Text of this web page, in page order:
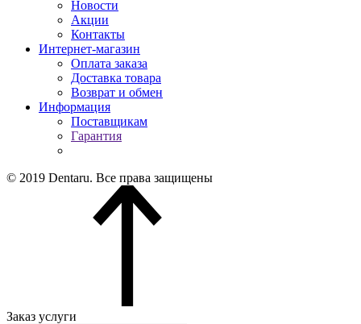
Новости
Акции
Контакты
Интернет-магазин
Оплата заказа
Доставка товара
Возврат и обмен
Информация
Поставщикам
Гарантия
© 2019 Dentaru. Все права защищены
Заказ услуги